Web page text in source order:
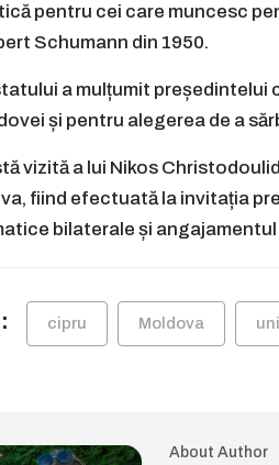
pentru cei care muncesc
Schumann din 1950.
a mulțumit
și pentru alegerea de a
vizită a lui Nikos
fiind efectuată la invitația
bilaterale și
cipru Moldova
About Author